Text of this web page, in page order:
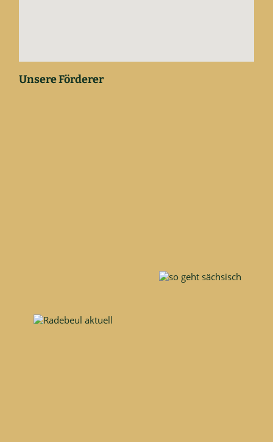
Unsere Förderer